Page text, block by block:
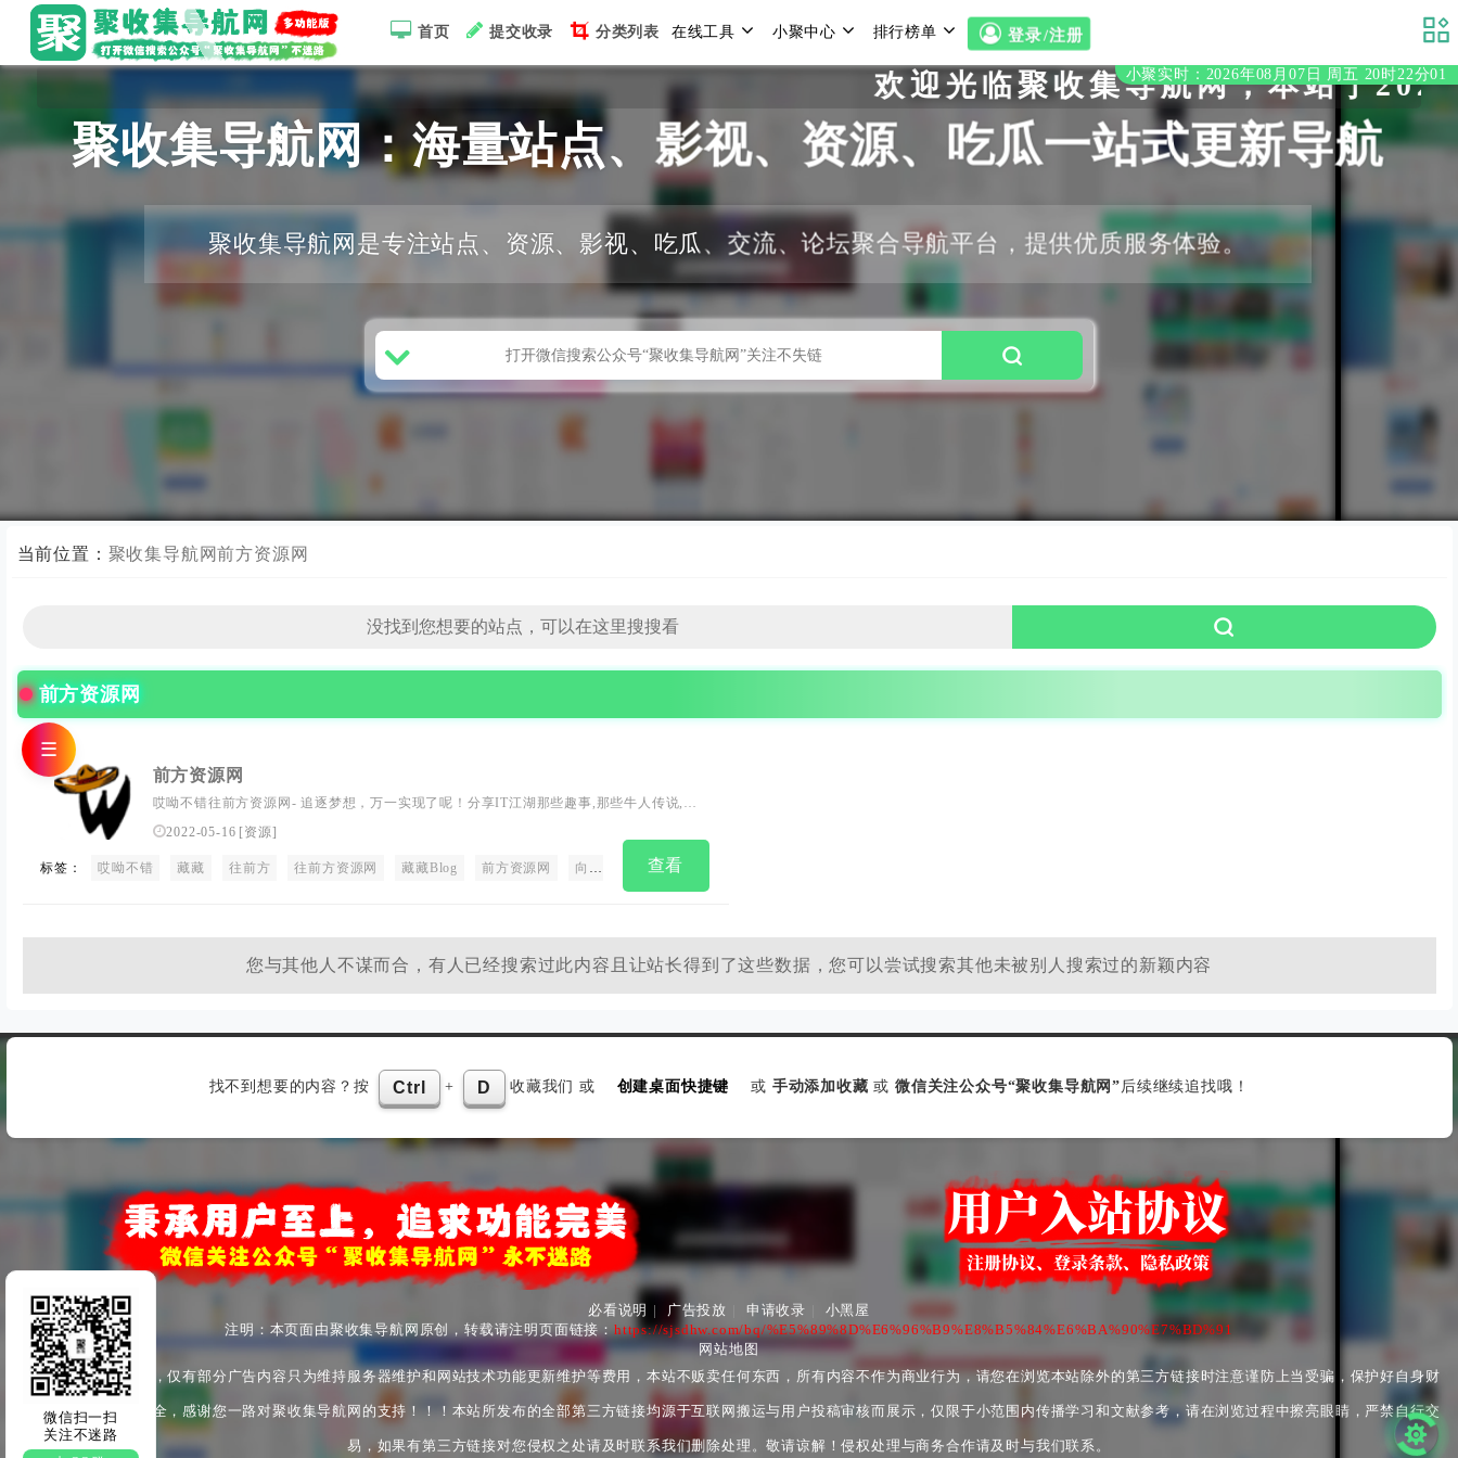
首页 提交收录 分类列表 在线工具 小聚中心 排行榜单 登录/注册
小聚实时：2026年08月07日 周五 20时22分01
欢迎光临聚收集导航网，本站于2020年
聚收集导航网：海量站点、影视、资源、吃瓜一站式更新导航
聚收集导航网是专注站点、资源、影视、吃瓜、交流、论坛聚合导航平台，提供优质服务体验。
当前位置： 聚收集导航网前方资源网
前方资源网
前方资源网
哎呦不错往前方资源网- 追逐梦想，万一实现了呢！分享IT江湖那些趣事,那些牛人传说,那
些稀奇古怪的网站和精品源码,那些爱不释手的应用软件!（原诸葛藏藏Blog）
2022-05-16 [资源]
标签： 哎呦不错 藏藏 往前方 往前方资源网 藏藏Blog 前方资源网 向前资源网 往前方资源
查看
您与其他人不谋而合，有人已经搜索过此内容且让站长得到了这些数据，您可以尝试搜索其他未被别人搜索过的新颖内容
微信扫一扫
关注不迷路
☰
找不到想要的内容？按 Ctrl + D 收藏我们 或 创建桌面快捷键 或 手动添加收藏 或 微信关注公众号“聚收集导航网” 后续继续追找哦！
必看说明 | 广告投放 申请收录
小黑屋
注明：本页面由聚收集导航网原创，转载请注明页面链接：https://sjsdhw.com/bq/%E5%89%8D%E6%96%B9%E8%B5%84%E6%BA%90%E7%BD%91
网站地图
本站为非盈利性站点，仅有部分广告内容只为维持服务器维护和网站技术功能更新维护等费用，本站不贩卖任何东西，所有内容不作为商业行为，请您在浏览本站除外的第三方链接时注意谨防上当受骗，保护好自身财
产安全与身心健康安全，感谢您一路对聚收集导航网的支持！！！本站所发布的全部第三方链接均源于互联网搬运与用户投稿审核而展示，仅限于小范围内传播学习和文献参考，请在浏览过程中擦亮眼睛，严禁自行交
易，如果有第三方链接对您侵权之处请及时联系我们删除处理。敬请谅解！侵权处理与商务合作请及时与我们联系。